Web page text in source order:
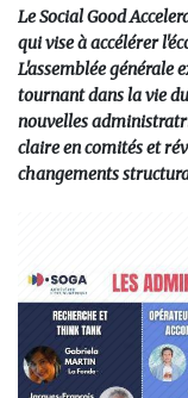
Le Social Good
qui vise à accélérer
L'assemblée générale
tournant dans la vie
nouvelles
claire en comités et
changements